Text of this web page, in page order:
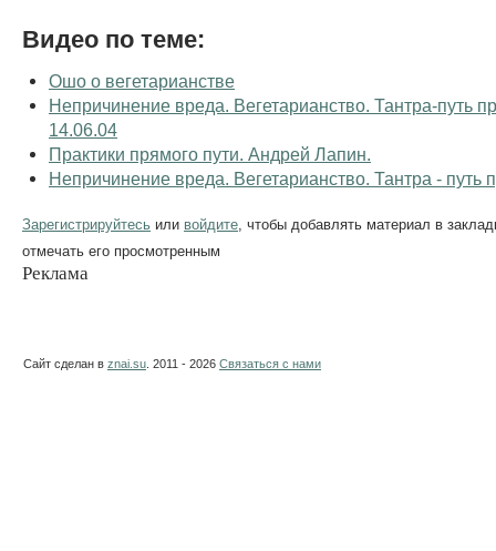
Видео по теме:
Ошо о вегетарианстве
Непричинение вреда. Вегетарианство. Тантра-путь
14.06.04
Практики прямого пути. Андрей Лапин.
Непричинение вреда. Вегетарианство. Тантра - путь
Зарегистрируйтесь или войдите , чтобы добавлять материал в
отмечать его просмотренным
Реклама
Сайт сделан в znai.su . 2011 - 2026 Связаться с нами